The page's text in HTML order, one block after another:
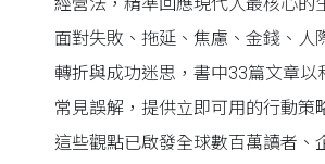
面對失敗、拖延、焦慮、金錢、人
轉折與成功迷思，書中33篇文章以
常見誤解，提供立即可用的行動策
這些觀點已啟發全球數百萬讀者、